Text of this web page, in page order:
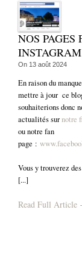
NOS PAGES
INSTAGRAM
On 13 août 2024
En raison du
mettre à jour ce
souhaiterions donc
actualités surnotre
ou notre fan
page :
Vous y trouverez
[...]
Read Full